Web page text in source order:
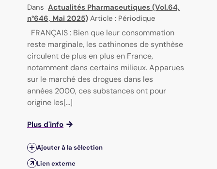
Dans Actualités Pharmaceutiques (Vol.64,
n°646, Mai 2025) Article : Périodique
FRANÇAIS : Bien que leur consommation
reste marginale, les cathinones de synthèse
circulent de plus en plus en France,
notamment dans certains milieux. Apparues
sur le marché des drogues dans les
années 2000, ces substances ont pour
origine les[...]
Plus d'info
Ajouter à la sélection
Lien externe